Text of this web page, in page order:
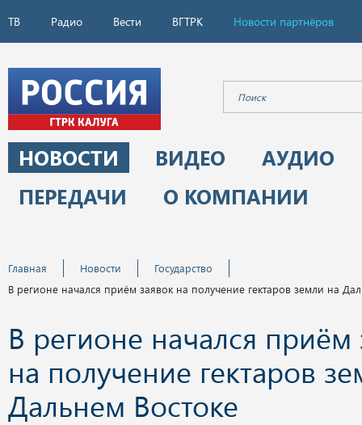
ТВ Радио Вести ВГТРК Новости партнёров
НОВОСТИ ВИДЕО
АУДИО
ПЕРЕДАЧИ
О КОМПАНИИ
Главная Новости
Государство
В регионе начался приём заявок на получение гектаров земли на
В регионе начался приём
на получение гектаров
Дальнем Востоке